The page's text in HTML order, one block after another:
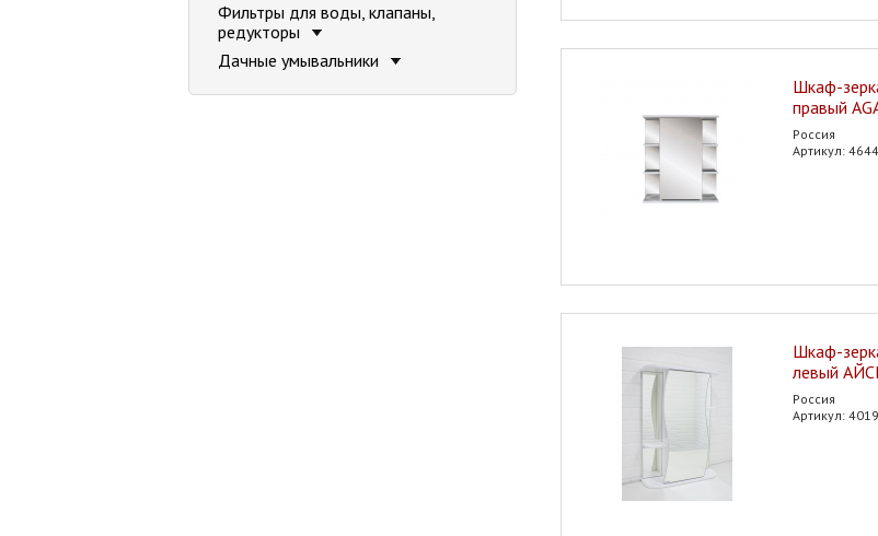
Шкаф-
правый
Россия
Артикул:
Шкаф-
левый
Россия
Артикул:
Фильтры для воды, клапаны,
редукторы
Дачные умывальники